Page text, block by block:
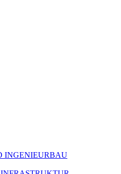
INGENIEURBAU